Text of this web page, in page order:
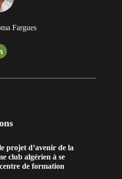
Fargues
projet d’avenir de la
club algérien à se
de formation